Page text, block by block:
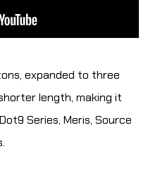
expanded to three
length, making it
Series, Meris, Source